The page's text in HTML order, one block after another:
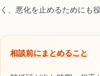
く、悪化を止めるためにも
相談前にまとめること